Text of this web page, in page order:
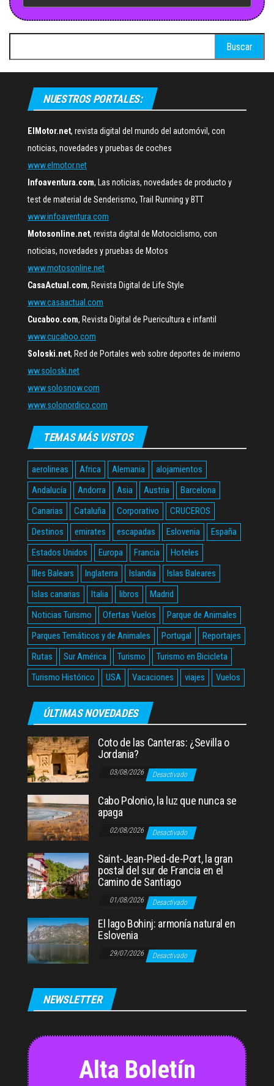
NUESTROS PORTALES:
ElMotor.net, revista digital del mundo del automóvil, con
noticias, novedades y pruebas de coches
www.elmotor.net
Infoaventura.com, Las noticias, novedades de producto y
test de material de Senderismo, Trail Running y BTT
www.infoaventura.com
Motosonline.net, revista digital de Motociclismo, con
noticias, novedades y pruebas de Motos
www.motosonline.net
CasaActual.com, Revista Digital de Life Style
www.casaactual.com
Cucaboo.com, Revista Digital de Puericultura e infantil
www.cucaboo.com
Soloski.net, Red de Portales web sobre deportes de invierno
ww.soloski.net
www.solosnow.com
www.solonordico.com
TEMAS MÁS VISTOS
aerolineas Africa Alemania
alojamientos
Andalucía
Andorra Asia Austria
Barcelona
Canarias
Cataluña Corporativo
CRUCEROS
Destinos
emirates escapadas Eslovenia
España
Estados Unidos
Europa Francia
Hoteles
Illes Balears
Inglaterra Islandia
Islas Baleares
Islas canarias
Italia libros
Madrid
Noticias Turismo
Ofertas Vuelos
Parque de Animales
Parques Temáticos y de Animales
Portugal
Reportajes
Rutas
Sur América Turismo
Turismo en Bicicleta
Turismo Histórico
USA Vacaciones viajes Vuelos
ÚLTIMAS NOVEDADES
Coto de las Canteras: ¿Sevilla o
Jordania?
03/08/2026 Desactivado
Cabo Polonio, la luz que nunca se
apaga
02/08/2026 Desactivado
Saint-Jean-Pied-de-Port, la gran
postal del sur de Francia en el
Camino de Santiago
01/08/2026 Desactivado
El lago Bohinj: armonía natural en
Eslovenia
29/07/2026 Desactivado
NEWSLETTER
Alta Boletín